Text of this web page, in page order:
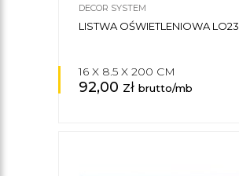
DECOR SYSTEM
LISTWA OŚWIETLENIOWA LO23
16 X 8.5 X 200 CM
92,00 zł brutto/mb